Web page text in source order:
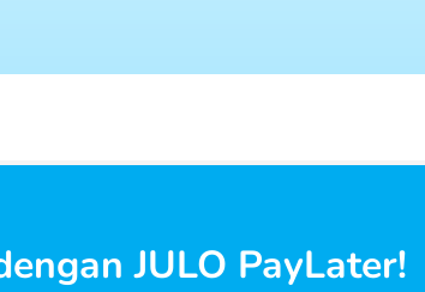
JULO PayLater!